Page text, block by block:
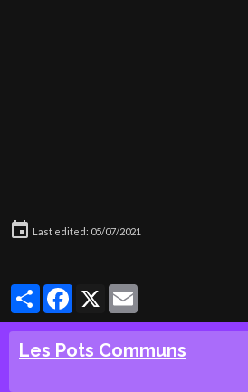
Last edited: 05/07/2021
PartagerFacebook
X
Les Pots Communs